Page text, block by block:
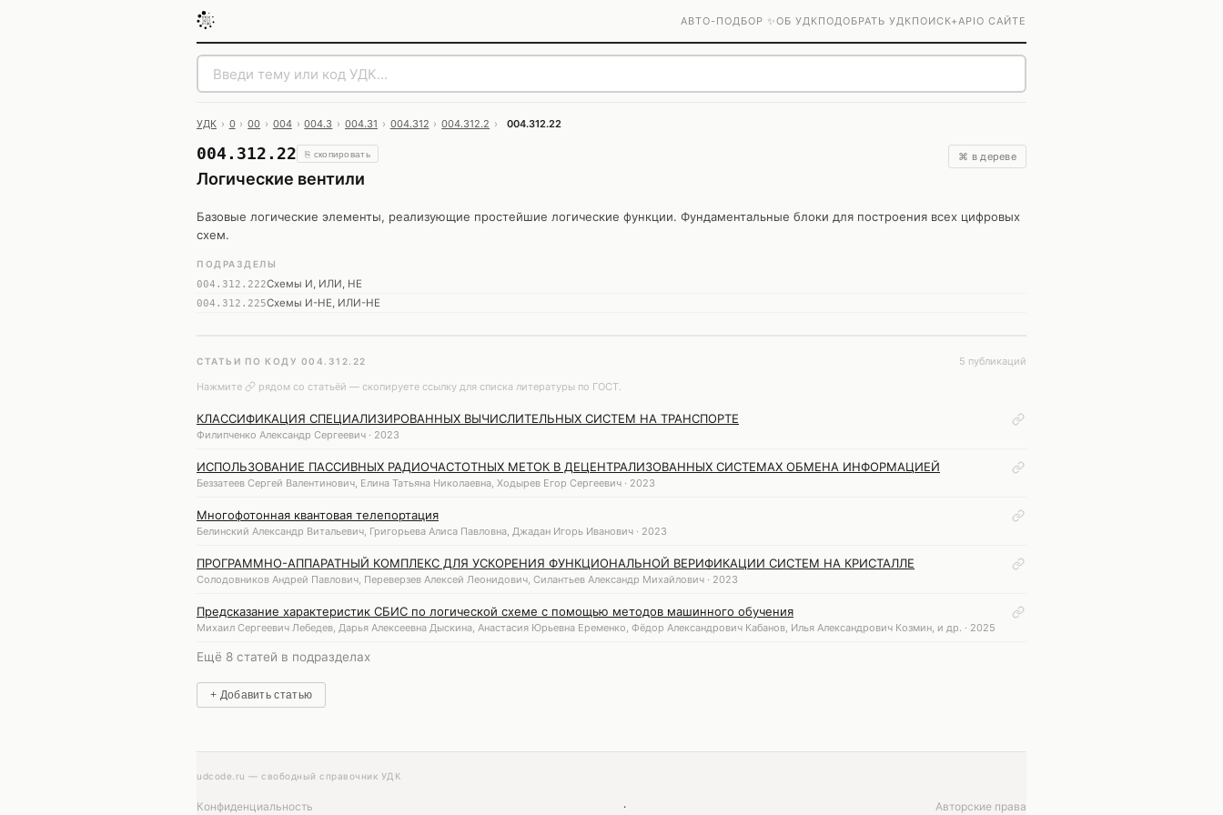
АВТО-ПОДБОР ✨ОБ УДКПОДОБРАТЬ УДКПОИСК+APIО САЙТЕ
УДК › 0 › 00 › 004 › 004.3 › 004.31 › 004.312 › 004.312.2 › 004.312.22
004.312.22 ⎘ скопировать
Логические вентили
⌘ в дереве
Базовые логические элементы, реализующие простейшие логические функции. Фундаментальные блоки для построения всех цифровых
схем.
ПОДРАЗДЕЛЫ
004.312.222Схемы И, ИЛИ, НЕ
004.312.225Схемы И-НЕ, ИЛИ-НЕ
СТАТЬИ ПО КОДУ 004.312.22
5 публикаций
Нажмите
рядом со статьёй — скопируете ссылку для списка литературы по ГОСТ.
КЛАССИФИКАЦИЯ СПЕЦИАЛИЗИРОВАННЫХ ВЫЧИСЛИТЕЛЬНЫХ СИСТЕМ НА ТРАНСПОРТЕ
Филипченко Александр Сергеевич · 2023
ИСПОЛЬЗОВАНИЕ ПАССИВНЫХ РАДИОЧАСТОТНЫХ МЕТОК В ДЕЦЕНТРАЛИЗОВАННЫХ СИСТЕМАХ ОБМЕНА ИНФОРМАЦИЕЙ
Беззатеев Сергей Валентинович, Елина Татьяна Николаевна, Ходырев Егор Сергеевич · 2023
Многофотонная квантовая телепортация
Белинский Александр Витальевич, Григорьева Алиса Павловна, Джадан Игорь Иванович · 2023
ПРОГРАММНО-АППАРАТНЫЙ КОМПЛЕКС ДЛЯ УСКОРЕНИЯ ФУНКЦИОНАЛЬНОЙ ВЕРИФИКАЦИИ СИСТЕМ НА КРИСТАЛЛЕ
Солодовников Андрей Павлович, Переверзев Алексей Леонидович, Силантьев Александр Михайлович · 2023
Предсказание характеристик СБИС по логической схеме с помощью методов машинного обучения
Михаил Сергеевич Лебедев, Дарья Алексеевна Дыскина, Анастасия Юрьевна Еременко, Фёдор Александрович Кабанов, Илья Александрович Козмин, и др. · 2025
Ещё 8 статей в подразделах
+ Добавить статью
udcode.ru — свободный справочник УДК
Конфиденциальность · Авторские права